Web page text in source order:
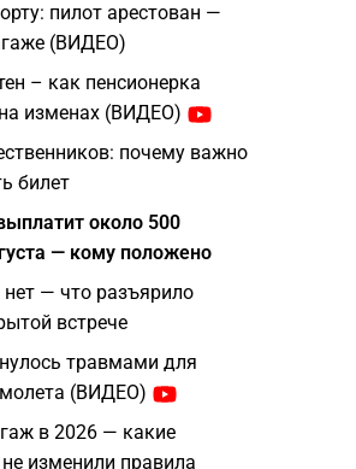
пилот арестован —
(ВИДЕО)
– как пенсионерка
изменах (ВИДЕО)
почему важно
билет
около 500
— кому положено
— что разъярило
встрече
травмами для
(ВИДЕО)
в 2026 — какие
изменили правила